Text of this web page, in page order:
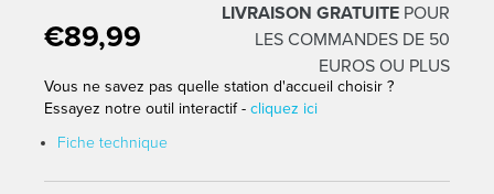
Traduction manquante : fr.products.product.regular_price
€89,99
LIVRAISON GRATUITE POUR
LES COMMANDES DE 50
EUROS OU PLUS
Vous ne savez pas quelle station d'accueil choisir ?
Essayez notre outil interactif - cliquez ici
Fiche technique